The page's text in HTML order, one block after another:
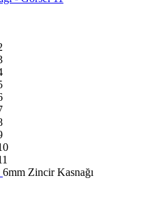
6mm Zincir Kasnağı